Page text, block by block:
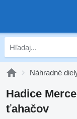
Náhradné
Hadice
ťahačov